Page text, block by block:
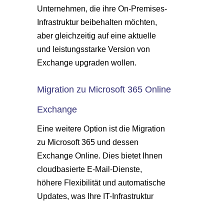
Unternehmen, die ihre On-Premises-
Infrastruktur beibehalten möchten,
aber gleichzeitig auf eine aktuelle
und leistungsstarke Version von
Exchange upgraden wollen.
Migration zu Microsoft 365 Online
Exchange
Eine weitere Option ist die Migration
zu Microsoft 365 und dessen
Exchange Online. Dies bietet Ihnen
cloudbasierte E-Mail-Dienste,
höhere Flexibilität und automatische
Updates, was Ihre IT-Infrastruktur